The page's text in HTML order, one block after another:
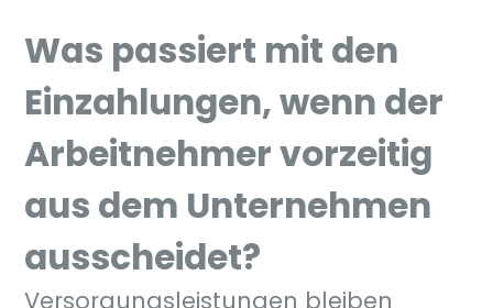
Was passiert mit den
Einzahlungen, wenn der
Arbeitnehmer vorzeitig
aus dem Unternehmen
ausscheidet?
Versorgungsleistungen bleiben